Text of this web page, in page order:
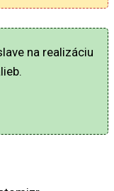
na realizáciu